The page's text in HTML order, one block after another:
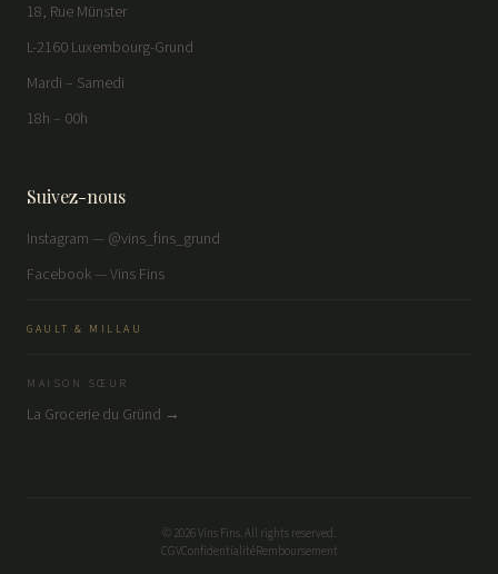
18, Rue Münster
L-2160 Luxembourg-Grund
Mardi – Samedi
18h – 00h
Suivez-nous
Instagram — @vins_fins_grund
Facebook — Vins Fins
GAULT & MILLAU
MAISON SŒUR
La Grocerie du Gründ →
© 2026Vins Fins. All rights reserved.
CGVConfidentialitéRemboursement